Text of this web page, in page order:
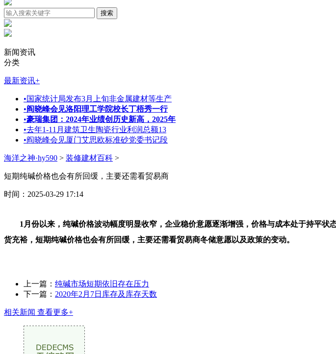
新闻资讯
分类
最新资讯+
•国家统计局发布3月上旬非金属建材等生产
•阎晓峰会见洛阳理工学院校长丁梧秀一行
•豪瑞集团：2024年业绩创历史新高，2025年
•去年1-11月建筑卫生陶瓷行业利润总额13
•阎晓峰会见厦门艾思欧标准砂党委书记段
海洋之神·hy590 > 装修建材百科 >
短期纯碱价格也会有所回缓，主要还需看贸易商
时间：2025-03-29 17:14
1月份以来，纯碱价格波动幅度明显收窄，企业稳价意愿逐渐增强，价格与成本处于持平状
货充裕，短期纯碱价格也会有所回缓，主要还需看贸易商冬储意愿以及政策的变动。
上一篇： 纯碱市场短期依旧存在压力
下一篇： 2020年2月7日库存及库存天数
相关新闻 查看更多+